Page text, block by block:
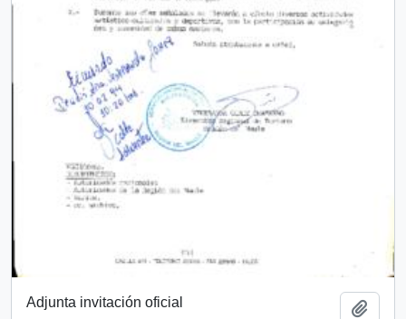
Adjunta invitación oficial